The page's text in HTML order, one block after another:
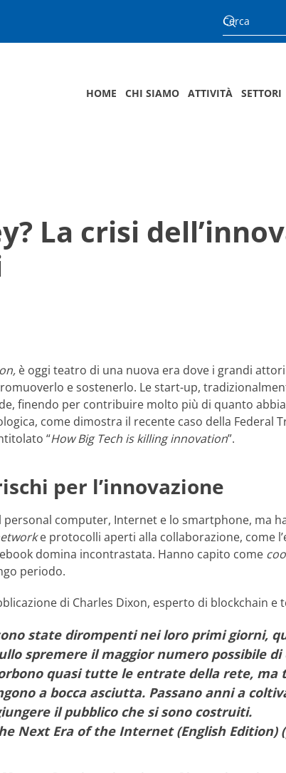
HOME CHI SIAMO ATTIVITÀ SETTORI
La crisi
è oggi teatro di una nuova era dove i grandi
e sostenerlo. Le start-up,
finendo per contribuire molto più di quanto
come dimostra il recente caso della Federal
“How Big Tech is killing innovation”.
per l’innovazione
computer, Internet e lo smartphone, ma
e protocolli aperti alla collaborazione, come
domina incontrastata. Hanno capito come
periodo.
di Charles Dixon, esperto di blockchain e
state dirompenti nei loro primi giorni,
spremere il maggior numero possibile
quasi tutte le entrate della rete, ma
a bocca asciutta. Passano anni a
il pubblico che si sono costruiti.
Next Era of the Internet (English Edition)